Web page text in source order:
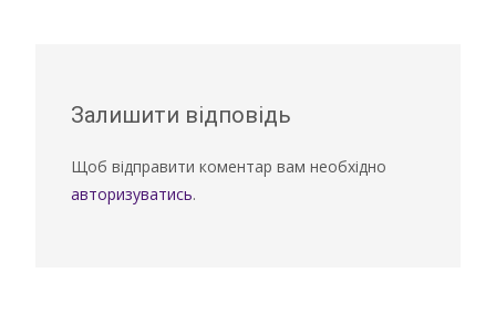
Залишити відповідь
Щоб відправити коментар вам необхідно
авторизуватись.